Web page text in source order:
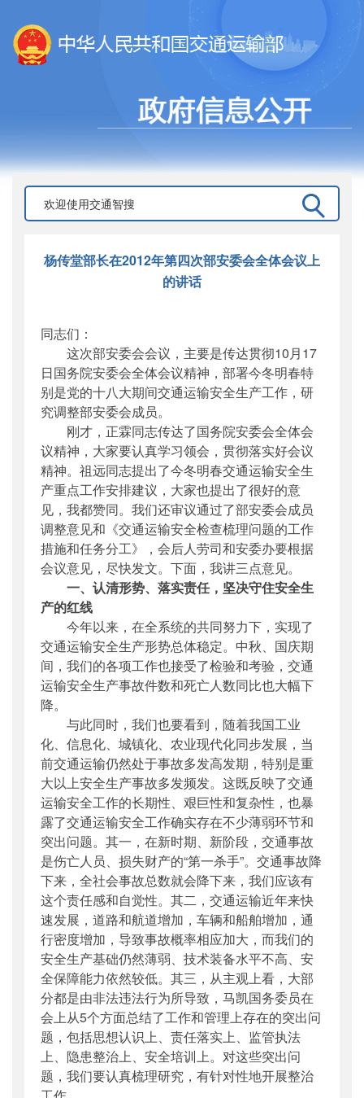
杨传堂部长在2012年第四次部安委会全体会议上
的讲话
同志们：
这次部安委会会议，主要是传达贯彻10月17
日国务院安委会全体会议精神，部署今冬明春特
别是党的十八大期间交通运输安全生产工作，研
究调整部安委会成员。
刚才，正霖同志传达了国务院安委会全体会
议精神，大家要认真学习领会，贯彻落实好会议
精神。祖远同志提出了今冬明春交通运输安全生
产重点工作安排建议，大家也提出了很好的意
见，我都赞同。我们还审议通过了部安委会成员
调整意见和《交通运输安全检查梳理问题的工作
措施和任务分工》，会后人劳司和安委办要根据
会议意见，尽快发文。下面，我讲三点意见。
一、认清形势、落实责任，坚决守住安全生
产的红线
今年以来，在全系统的共同努力下，实现了
交通运输安全生产形势总体稳定。中秋、国庆期
间，我们的各项工作也接受了检验和考验，交通
运输安全生产事故件数和死亡人数同比也大幅下
降。
与此同时，我们也要看到，随着我国工业
化、信息化、城镇化、农业现代化同步发展，当
前交通运输仍然处于事故多发高发期，特别是重
大以上安全生产事故多发频发。这既反映了交通
运输安全工作的长期性、艰巨性和复杂性，也暴
露了交通运输安全工作确实存在不少薄弱环节和
突出问题。其一，在新时期、新阶段，交通事故
是伤亡人员、损失财产的“第一杀手”。交通事故降
下来，全社会事故总数就会降下来，我们应该有
这个责任感和自觉性。其二，交通运输近年来快
速发展，道路和航道增加，车辆和船舶增加，通
行密度增加，导致事故概率相应加大，而我们的
安全生产基础仍然薄弱、技术装备水平不高、安
全保障能力依然较低。其三，从主观上看，大部
分都是由非法违法行为所导致，马凯国务委员在
会上从5个方面总结了工作和管理上存在的突出问
题，包括思想认识上、责任落实上、监管执法
上、隐患整治上、安全培训上。对这些突出问
题，我们要认真梳理研究，有针对性地开展整治